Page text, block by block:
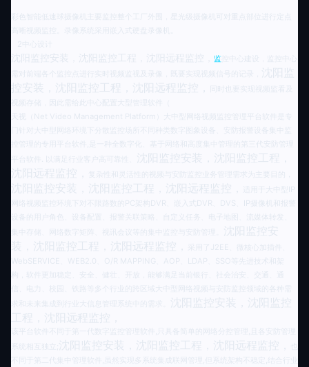
彩色智能低速球摄像机主要监控整个工厂外围，星光级摄像机可对重点部位进行定点
高晰视频监控。录像系统采用嵌入式硬盘录像机。
2
沈阳监控安装，沈阳监控工程，沈阳远程监控， 监 控中心建设，监控中心
需对前端各个监控点进行实时视频监视及录像，既要实现视频信号的记录，
沈阳监
控安装，沈阳监控工程，沈阳远程监控，
同时也要实现视频监看及
视频存储，因此需给此中心配置大型管理软件（
天视（Net Video Management Platform）大中型网络视频监控管理平台软件是专
门针对大中型网络环境下分散监控场所不同种类数字图象设备、安防报警设备集中监
控管理的专用平台软件,是一种全数字化、基于网络和高度集中管理的第三代安防管理
沈阳监控安装，沈阳监控工程，
沈阳远程监控，
复杂性和灵活性的视频与安防监控业务管理需求为主要目的，
沈阳监控安装，沈阳监控工程，沈阳远程监控，
适用于大中型IP
网络视频监控环境下对不限路数的PC架构DVR、嵌入式DVR、DVS、IP摄像机和报警
集中存储、网络数字矩阵、视讯会议等的集中监控与安防管理。
沈阳监控安
装，沈阳监控工程，沈阳远程监控，
采用了J2EE、微核心加插件、
WebSERVICE、WEB2.0、O/R MAPPING、AOP、LDAP、SSO等先进技术和架
构，软件更加稳定、安全、健壮、开放，能够满足当前银行、社会治安、交通、通
信、电力、校园、铁路等多个行业的跨区域大中型网络视频与安防监控领域的各种需
求和未来集成到行业大信息管理系统中的需求。
沈阳监控安装，沈阳监控
工程，沈阳远程监控，
该平台软件不同于第一代数字监控管理软件,只具备简单的网络分控管理,且各安防管理
系统相互独立;
沈阳监控安装，沈阳监控工程，沈阳远程监控，
不同于第二代集中管理软件,虽然实现多系统集成联网管理,但系统架构不稳定,结合行业